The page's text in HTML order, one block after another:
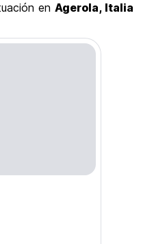
en Agerola, Italia